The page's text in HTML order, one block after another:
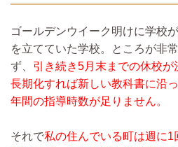
ゴールデンウイーク明けに学校
を立てていた学校。ところが非
ず、 引き続き5月末までの休校
長期化すれば新しい教科書に沿
年間の指導時数が足りません。
それで私の住んでいる町は週に